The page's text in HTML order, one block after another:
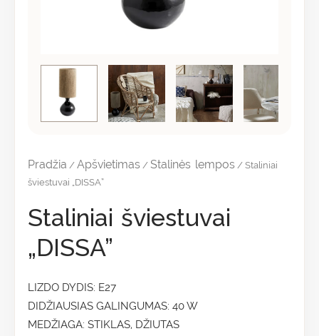
Pradžia /Apšvietimas /Stalinės lempos / Staliniai
šviestuvai „DISSA”
Staliniai šviestuvai
„DISSA”
LIZDO DYDIS: E27
DIDŽIAUSIAS GALINGUMAS: 40 W
MEDŽIAGA: STIKLAS, DŽIUTAS